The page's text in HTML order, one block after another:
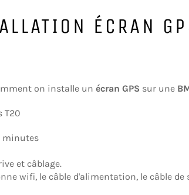
ÉCRAN
on installe un écran GPS sur une
T20
minutes
et câblage.
wifi, le câble d'alimentation, le câble de